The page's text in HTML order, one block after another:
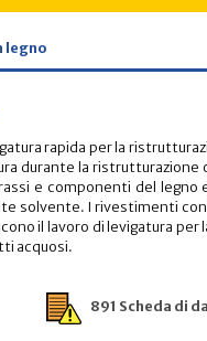
legno
rapida per la
durante la ristrutturazione o
e componenti del legno
solvente. I rivestimenti
il lavoro di levigatura per
acquosi.
891 Scheda di